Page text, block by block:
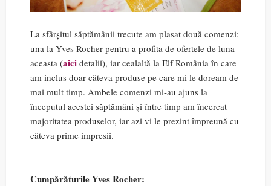
La sfârșitul săptămânii trecute am plasat două comenzi:
una la Yves Rocher pentru a profita de ofertele de luna
aceasta (aici detalii), iar cealaltă la Elf România în care
am inclus doar câteva produse pe care mi le doream de
mai mult timp. Ambele comenzi mi-au ajuns la
începutul acestei săptămâni și între timp am încercat
majoritatea produselor, iar azi vi le prezint împreună cu
câteva prime impresii.
Cumpărăturile Yves Rocher: